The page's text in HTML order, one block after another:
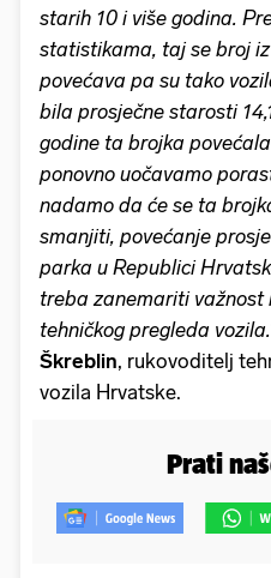
starih 10 i više godina.
statistikama, taj se broj
povećava pa su tako
bila prosječne starosti
godine ta brojka
ponovno uočavamo
nadamo da će se ta
smanjiti, povećanje
parka u Republici
treba zanemariti
tehničkog pregleda vozila.
Škreblin, rukovoditelj
vozila Hrvatske.
Prati